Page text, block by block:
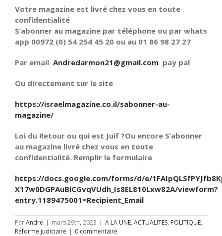
Votre magazine est livré chez vous en toute
confidentialité
S’abonner au magazine par téléphone ou par whats
app 00972 (0) 54 254 45 20 ou au 01 86 98 27 27
Par email Andredarmon21@gmail.com pay pal
Ou directement sur le site
https://israelmagazine.co.il/sabonner-au-
magazine/
Loi du Retour ou qui est Juif ?Ou encore S’abonner
au magazine livré chez vous en toute
confidentialité. Remplir le formulaire
https://docs.google.com/forms/d/e/
X17w0DGPAuBlCGvqVUdh_Is8EL810Lxw82A/viewform?
entry.1189475001=Recipient_Email
ParAndre | mars 29th, 2023 | A LA UNE, ACTUALITES, POLITIQUE,
Réforme judiciaire | 0 commentaire